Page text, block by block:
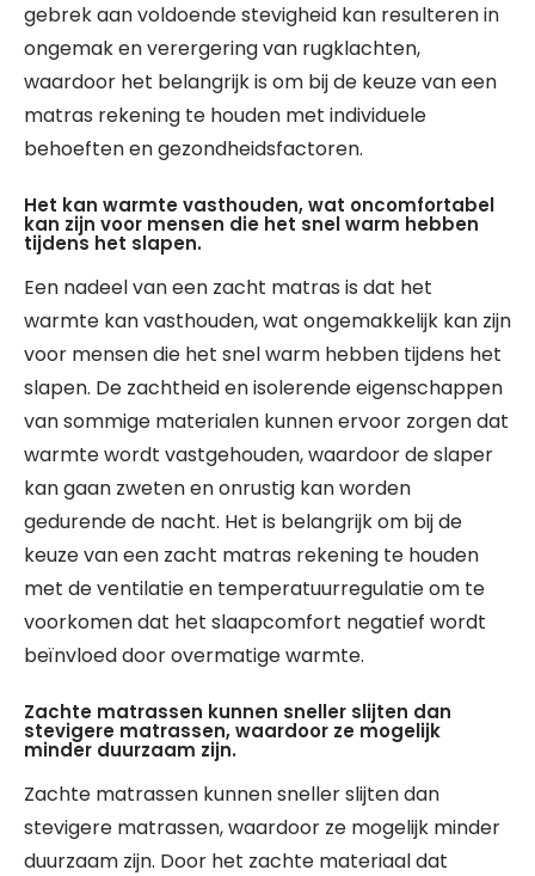
gebrek aan voldoende stevigheid kan resulteren in
ongemak en verergering van rugklachten,
waardoor het belangrijk is om bij de keuze van een
matras rekening te houden met individuele
behoeften en gezondheidsfactoren.
Het kan warmte vasthouden, wat oncomfortabel
kan zijn voor mensen die het snel warm hebben
tijdens het slapen.
Een nadeel van een zacht matras is dat het
warmte kan vasthouden, wat ongemakkelijk kan zijn
voor mensen die het snel warm hebben tijdens het
slapen. De zachtheid en isolerende eigenschappen
van sommige materialen kunnen ervoor zorgen dat
warmte wordt vastgehouden, waardoor de slaper
kan gaan zweten en onrustig kan worden
gedurende de nacht. Het is belangrijk om bij de
keuze van een zacht matras rekening te houden
met de ventilatie en temperatuurregulatie om te
voorkomen dat het slaapcomfort negatief wordt
beïnvloed door overmatige warmte.
Zachte matrassen kunnen sneller slijten dan
stevigere matrassen, waardoor ze mogelijk
minder duurzaam zijn.
Zachte matrassen kunnen sneller slijten dan
stevigere matrassen, waardoor ze mogelijk minder
duurzaam zijn. Door het zachte materiaal dat